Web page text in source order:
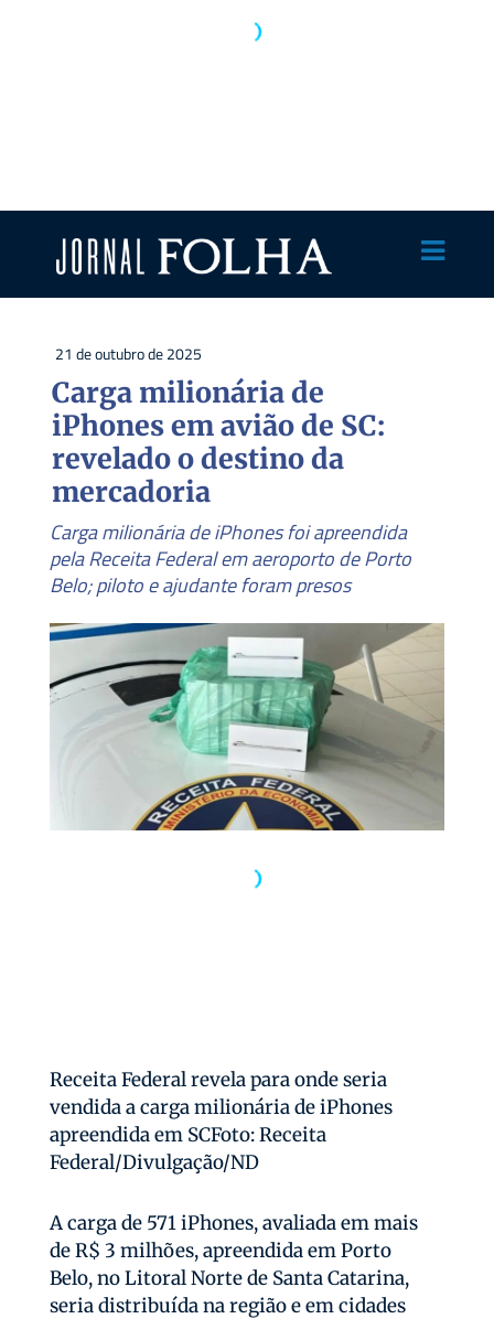
21 de outubro de 2025
Carga milionária de
iPhones em avião de SC:
revelado o destino da
mercadoria
Carga milionária de iPhones foi apreendida
pela Receita Federal em aeroporto de Porto
Belo; piloto e ajudante foram presos
Receita Federal revela para onde seria
vendida a carga milionária de iPhones
apreendida em SCFoto: Receita
Federal/Divulgação/ND
A carga de 571 iPhones, avaliada em mais
de R$ 3 milhões, apreendida em Porto
Belo, no Litoral Norte de Santa Catarina,
seria distribuída na região e em cidades